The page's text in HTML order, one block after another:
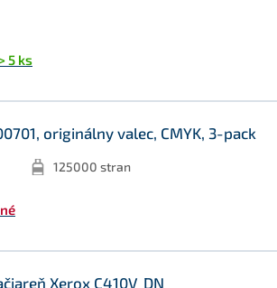
5 ks
originálny valec, CMYK, 3-pack
125000 stran
Xerox C410V_DN